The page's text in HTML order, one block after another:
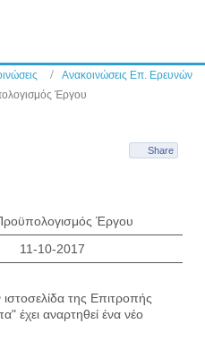
Ανακοινώσεις Επ. Ερευνών
Έργου
Share
Έργου
11-10-2017
της Επιτροπής
έχει αναρτηθεί ένα νέο